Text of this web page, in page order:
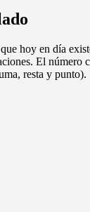
hoy en día
El
resta y punto).